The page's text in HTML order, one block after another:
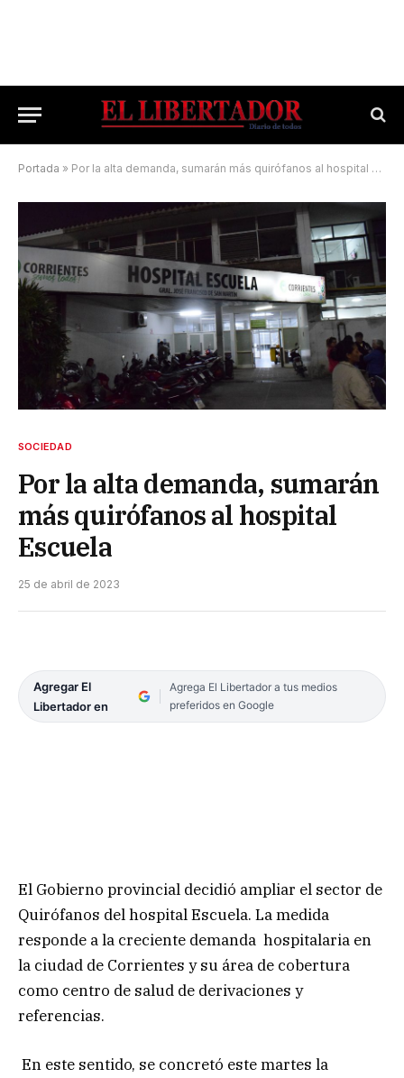
Portada » Por la alta demanda, sumarán más quirófanos al hospital Escuela
SOCIEDAD
Por la alta demanda, sumarán
más quirófanos al hospital
Escuela
25 de abril de 2023
Agregar El
Libertador en
Agrega El Libertador a tus medios
preferidos en Google
El Gobierno provincial decidió ampliar el sector de
Quirófanos del hospital Escuela. La medida
responde a la creciente demanda hospitalaria en
la ciudad de Corrientes y su área de cobertura
como centro de salud de derivaciones y
referencias.
En este sentido, se concretó este martes la